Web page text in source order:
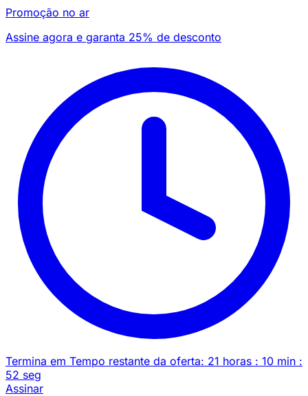
Promoção no ar
Assine agora e garanta 25% de desconto
Termina em Tempo restante da oferta: 21 horas : 10 min :
52 seg
Assinar